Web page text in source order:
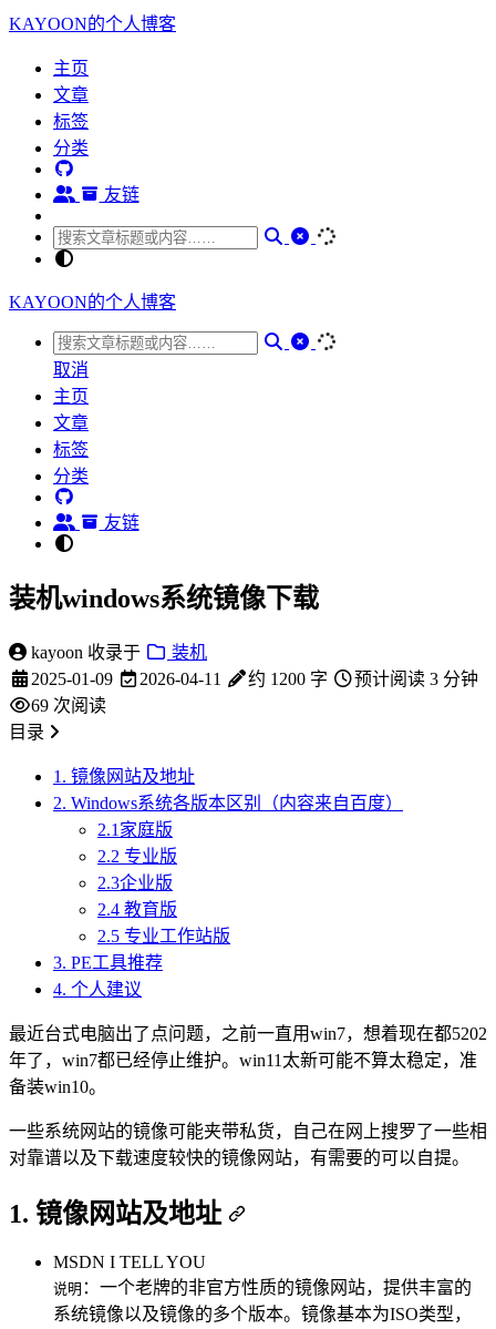
KAYOON的个人博客
主页
文章
标签
分类
友链
KAYOON的个人博客
取消
主页
文章
标签
分类
友链
装机windows系统镜像下载
kayoon 收录于
装机
2025-01-09
2026-04-11 约 1200 字
预计阅读 3 分钟
69 次阅读
目录
1. 镜像网站及地址
2. Windows系统各版本区别（内容来自百度）
2.1‌家庭版
2.2 ‌专业版
2.3‌企业版‌
2.4 ‌教育版‌
2.5 ‌专业工作站版‌
3. PE工具推荐
4. 个人建议
最近台式电脑出了点问题，之前一直用win7，想着现在都5202
年了，win7都已经停止维护。win11太新可能不算太稳定，准
备装win10。
一些系统网站的镜像可能夹带私货，自己在网上搜罗了一些相
对靠谱以及下载速度较快的镜像网站，有需要的可以自提。
1. 镜像网站及地址
MSDN I TELL YOU
说明 ：一个老牌的非官方性质的镜像网站，提供丰富的
系统镜像以及镜像的多个版本。镜像基本为ISO类型，